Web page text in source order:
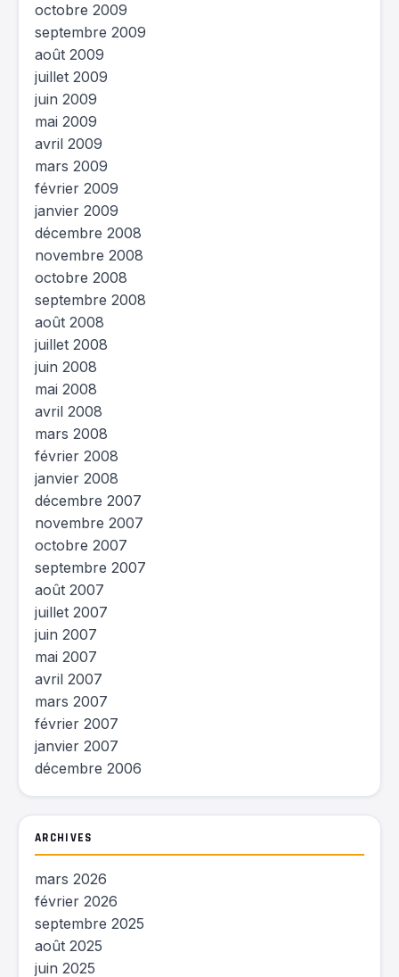
octobre 2009
septembre 2009
août 2009
juillet 2009
juin 2009
mai 2009
avril 2009
mars 2009
février 2009
janvier 2009
décembre 2008
novembre 2008
octobre 2008
septembre 2008
août 2008
juillet 2008
juin 2008
mai 2008
avril 2008
mars 2008
février 2008
janvier 2008
décembre 2007
novembre 2007
octobre 2007
septembre 2007
août 2007
juillet 2007
juin 2007
mai 2007
avril 2007
mars 2007
février 2007
janvier 2007
décembre 2006
ARCHIVES
mars 2026
février 2026
septembre 2025
août 2025
juin 2025